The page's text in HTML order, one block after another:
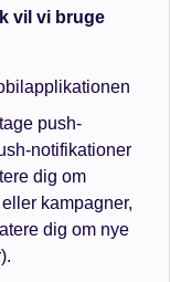
vil vi bruge
push-
notifikationer
dig om
kampagner,
dig om nye